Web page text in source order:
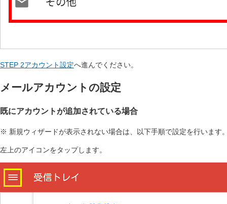
STEP 2アカウント設定へ進んでください。
メールアカウントの設定
既にアカウントが追加されている場合
※ 新規ウィザードが表示されない場合は、以下手順で設定を行います
左上のアイコンをタップします。